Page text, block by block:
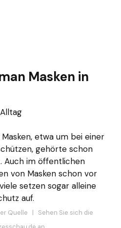
Masken in
etwa um bei einer
gehörte schon
Auch im öffentlichen
von Masken schon vor
setzen sogar alleine
auf.
Quelle | Sehen Sie sich die